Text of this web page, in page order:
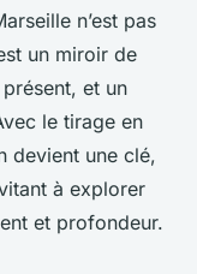
n’est pas
un miroir de
et un
le tirage en
devient une clé,
à explorer
et profondeur.